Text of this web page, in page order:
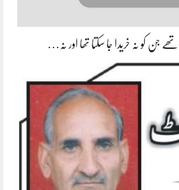
جن کو نہ خریدا جا سکتا تھا اور نہ…